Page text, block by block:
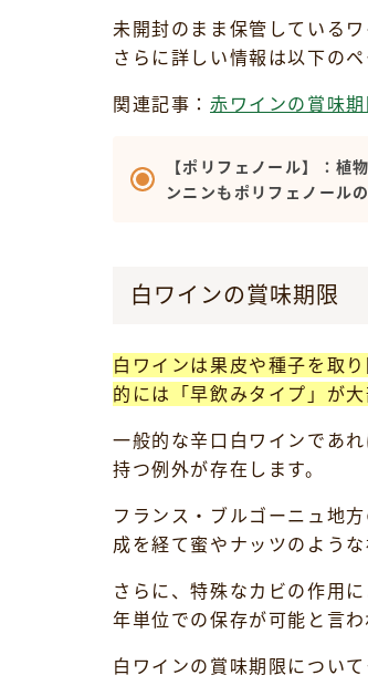
未開封のまま保管している
さらに詳しい情報は以下の
関連記事： 赤ワインの賞味
【ポリフェノール】：
ンニンもポリフェノール
白ワインの賞味期限
白ワインは果皮や種子を取
的には「早飲みタイプ」が大
一般的な辛口白ワインであ
持つ例外が存在します。
フランス・ブルゴーニュ地
成を経て蜜やナッツのよう
さらに、特殊なカビの作用
年単位での保存が可能と言わ
白ワインの賞味期限につい